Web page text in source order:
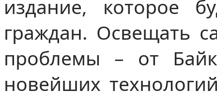
издание, которое
граждан. Освещать
проблемы – от
новейших